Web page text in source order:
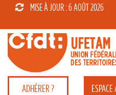
MISE À JOUR : 6 AOÛT 2026
ADHÉRER ? ESPACE